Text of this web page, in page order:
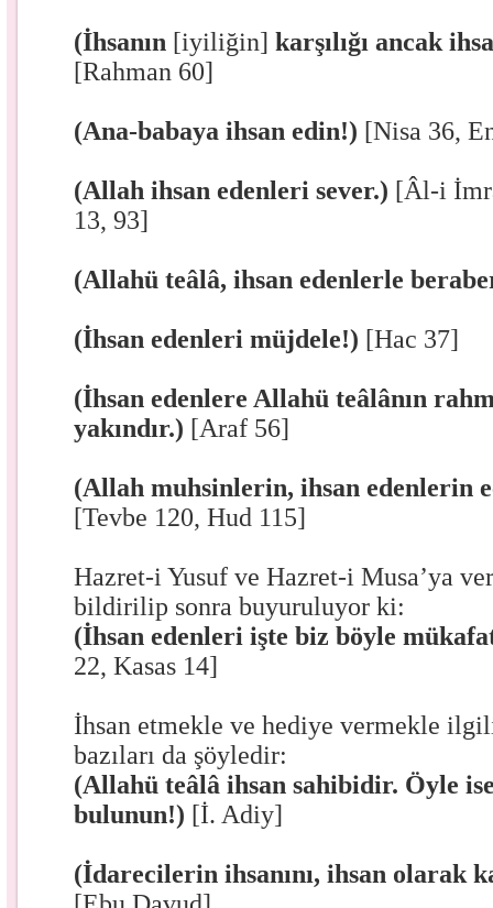
(İhsanın [iyiliğin]karşılığı ancak
[Rahman 60]
(Ana-babaya ihsan edin!) [Nisa 36,
(Allah ihsan edenleri sever.) [Âl-i
13, 93]
(Allahü teâlâ, ihsan edenlerle
(İhsan edenleri müjdele!) [Hac 37]
(İhsan edenlere Allahü teâlânın
yakındır.) [Araf 56]
(Allah muhsinlerin, ihsan edenlerin
[Tevbe 120, Hud 115]
Hazret-i Yusuf ve Hazret-i Musa’ya
bildirilip sonra buyuruluyor ki:
(İhsan edenleri işte biz böyle
22, Kasas 14]
İhsan etmekle ve hediye vermekle
bazıları da şöyledir:
(Allahü teâlâ ihsan sahibidir. Öyle
bulunun!) [İ. Adiy]
(İdarecilerin ihsanını, ihsan olarak